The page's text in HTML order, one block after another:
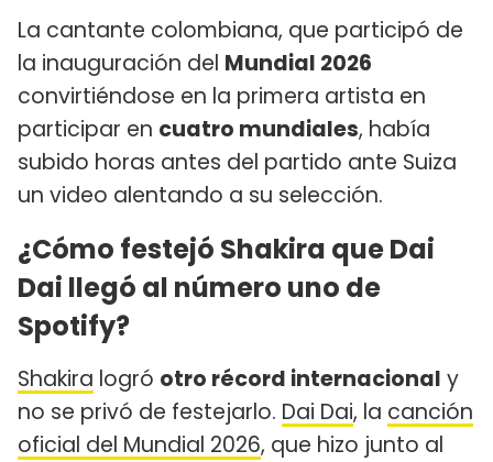
La cantante colombiana, que participó de
la inauguración del Mundial 2026
convirtiéndose en la primera artista en
participar en cuatro mundiales, había
subido horas antes del partido ante Suiza
un video alentando a su selección.
¿Cómo festejó Shakira que Dai
Dai llegó al número uno de
Spotify?
Shakira logró otro récord internacional y
no se privó de festejarlo. Dai Dai, la canción
oficial del Mundial 2026, que hizo junto al